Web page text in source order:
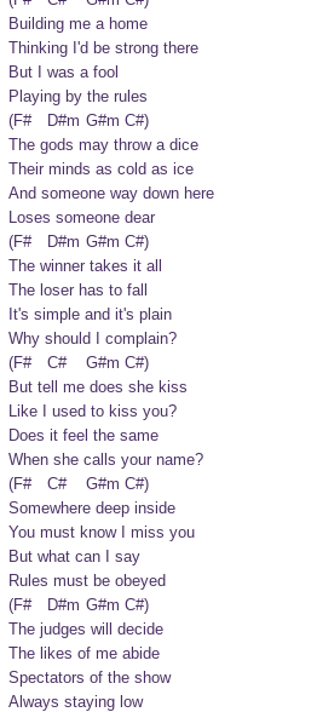
Building me a home
Thinking I'd be strong there
But I was a fool
Playing by the rules
(F#	D#m	G#m	C#)
The gods may throw a dice
Their minds as cold as ice
And someone way down here
Loses someone dear
(F#	D#m	G#m	C#)
The winner takes it all
The loser has to fall
It's simple and it's plain
Why should I complain?
(F#	C#	G#m	C#)
But tell me does she kiss
Like I used to kiss you?
Does it feel the same
When she calls your name?
(F#	C#	G#m	C#)
Somewhere deep inside
You must know I miss you
But what can I say
Rules must be obeyed
(F#	D#m	G#m	C#)
The judges will decide
The likes of me abide
Spectators of the show
Always staying low